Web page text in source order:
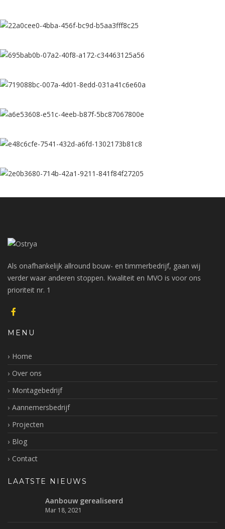
Als onafhankelijk allround bouw- en timmerbedrijf, gaan wij
verder waar anderen stoppen. Kwaliteit en MVO is voor ons
prioriteit nr. 1
MENU
Home
Over ons
Montagebedrijf
Aannemersbedrijf
Projecten
Blog
Contact
LAATSTE NIEUWS
Aanbouw gerealiseerd
Mar 18, 2021